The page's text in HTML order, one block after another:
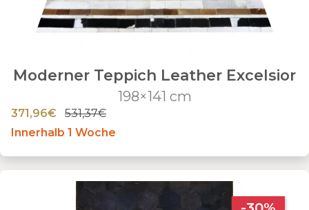
Moderner Teppich Leather Excelsior
198×141 cm
371,96€
531,37€
Innerhalb 1 Woche